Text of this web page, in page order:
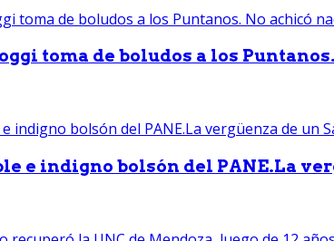
toma de boludos a los
e indigno bolsón del PANE.La